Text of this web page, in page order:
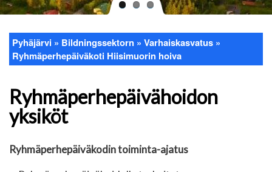
Länkstig
Pyhäjärvi Bildningssektorn
Varhaiskasvatus
Ryhmäperhepäiväkoti Hiisimuorin hoiva
Ryhmäperhepäivähoidon
yksiköt
Ryhmäperhepäiväkodin toiminta-ajatus